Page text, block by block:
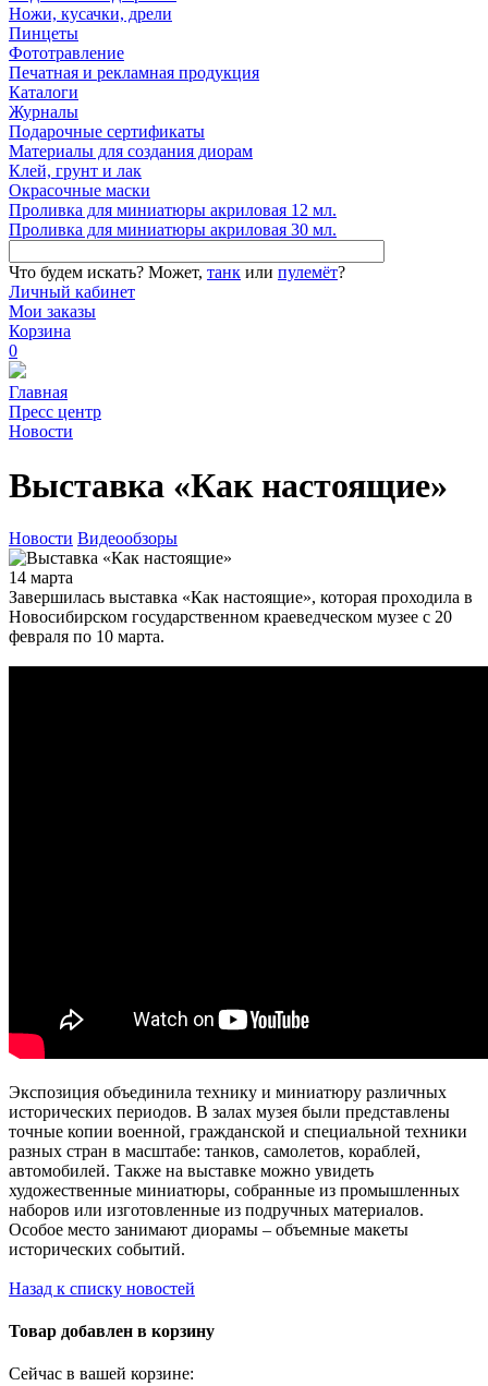
Ножи, кусачки, дрели
Пинцеты
Фототравление
Печатная и рекламная продукция
Каталоги
Журналы
Подарочные сертификаты
Материалы для создания диорам
Клей, грунт и лак
Окрасочные маски
Проливка для миниатюры акриловая 12 мл.
Проливка для миниатюры акриловая 30 мл.
Что будем искать? Может, танк или пулемёт?
Личный кабинет
Мои заказы
Корзина
0
Главная
Пресс центр
Новости
Выставка «Как настоящие»
Новости Видеообзоры
14 марта
Завершилась выставка «Как настоящие», которая проходила в
Новосибирском государственном краеведческом музее с 20
февраля по 10 марта.
Экспозиция объединила технику и миниатюру различных
исторических периодов. В залах музея были представлены
точные копии военной, гражданской и специальной техники
разных стран в масштабе: танков, самолетов, кораблей,
автомобилей. Также на выставке можно увидеть
художественные миниатюры, собранные из промышленных
наборов или изготовленные из подручных материалов.
Особое место занимают диорамы – объемные макеты
исторических событий.
Назад к списку новостей
Товар добавлен в корзину
Сейчас в вашей корзине: